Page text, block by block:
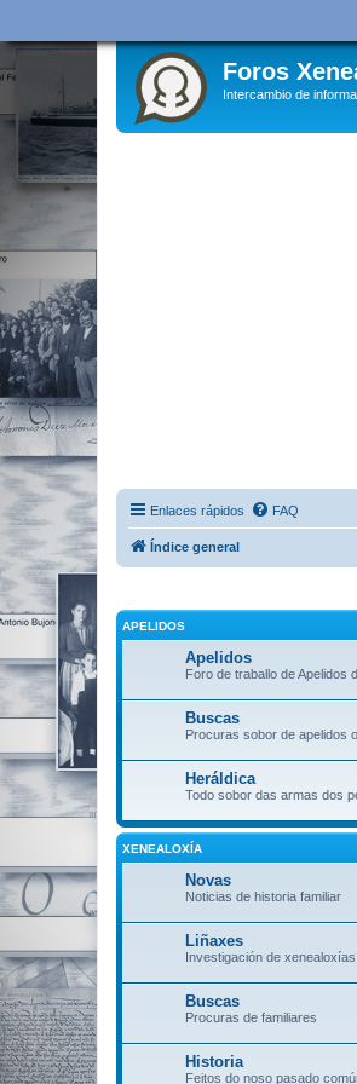
Foros
Intercambio de
Enlaces rápidos FAQ
Índice general
APELIDOS
Apelidos
Foro de traballo de Apelidos
Buscas
Procuras sobor de apelidos
Heráldica
Todo sobor das armas dos
XENEALOXÍA
Novas
Noticias de historia familiar
Liñaxes
Investigación de xenealoxías
Buscas
Procuras de familiares
Historia
Feitos do noso pasado